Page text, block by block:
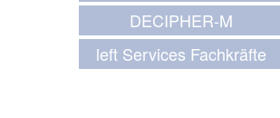
DECIPHER-M
left Services Fachkräfte